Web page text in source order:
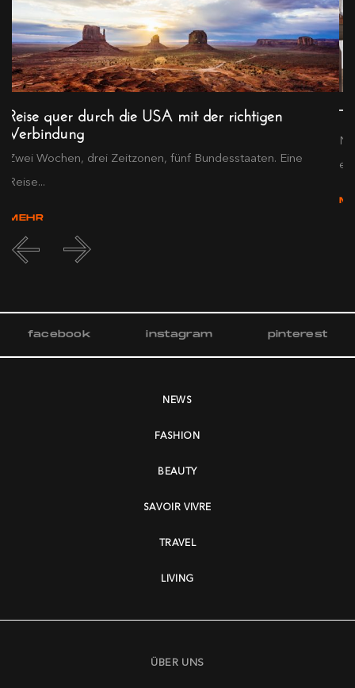
Reise quer durch die USA mit der richtigen
Verbindung
Zwei Wochen, drei Zeitzonen, fünf Bundesstaaten. Eine
Reise...
MEHR
facebook instagram pinterest
NEWS
FASHION
BEAUTY
SAVOIR VIVRE
TRAVEL
LIVING
ÜBER UNS